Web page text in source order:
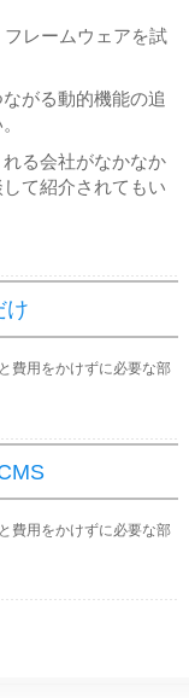
レームウェアを試
がる動的機能の追
る会社がなかなか
て紹介されてもい
け
費用をかけずに必要な部
費用をかけずに必要な部